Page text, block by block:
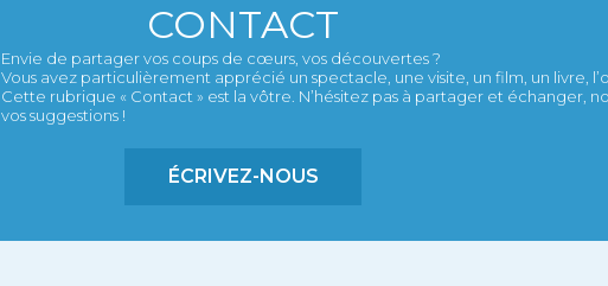
CONTACT
Envie de partager vos coups de cœurs, vos découvertes ?
Vous avez particulièrement apprécié un spectacle, une visite, un film, un livre,
Cette rubrique « Contact » est la vôtre. N’hésitez pas à partager et échanger,
vos suggestions !
ÉCRIVEZ-NOUS